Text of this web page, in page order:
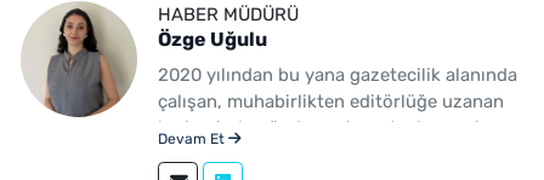
HABER MÜDÜRÜ
Özge Uğulu
2020 yılından bu yana gazetecilik alanında
çalışan, muhabirlikten editörlüğe uzanan
kariyerinde gündem, siyaset, ekonomi,
Devam Et